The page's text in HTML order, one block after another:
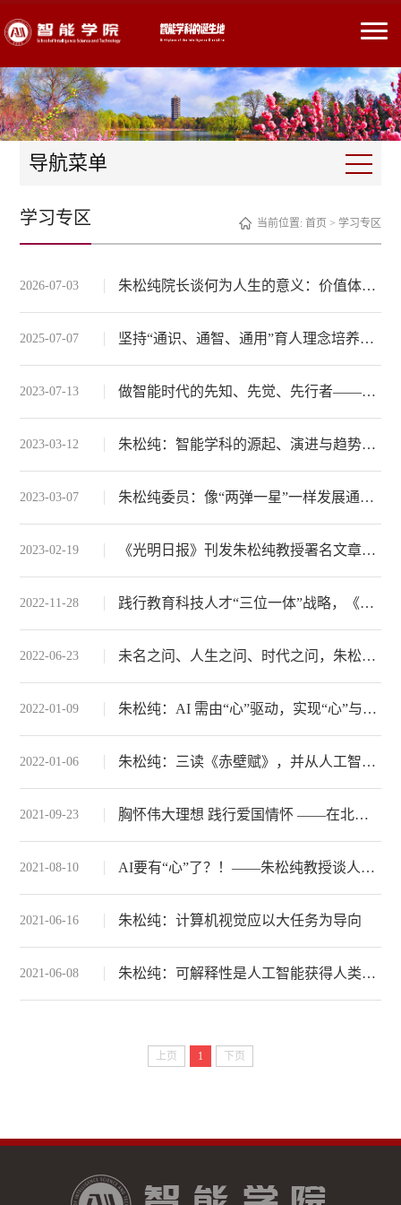
导航菜单
当前位置: 首页 > 学习专区
学习专区
2026-07-03 朱松纯院长谈何为人生的意义：价值体系的追寻、获得与重构
2025-07-07 坚持“通识、通智、通用”育人理念培养AI人才
2023-07-13 做智能时代的先知、先觉、先行者——朱松纯院长在北京大学智能学院2023年毕业典礼上的讲话
2023-03-12 朱松纯：智能学科的源起、演进与趋势——北京大学智能学科的探索与实践
2023-03-07 朱松纯委员：像“两弹一星”一样发展通用人工智能
2023-02-19 《光明日报》刊发朱松纯教授署名文章《以有组织科研推进原创性、引领性创新》
2022-11-28 践行教育科技人才“三位一体”战略，《焦点访谈》聚焦通院！
2022-06-23 未名之问、人生之问、时代之问，朱松纯院长在北大智能学院2022届毕业典礼上的讲话
2022-01-09 朱松纯：AI 需由“心”驱动，实现“心”与“理”的动态平衡
2022-01-06 朱松纯：三读《赤壁赋》，并从人工智能的角度解读“心”与“理”的平衡
2021-09-23 胸怀伟大理想 践行爱国情怀 ——在北大元培学院2021级开学典礼上的讲话
2021-08-10 AI要有“心”了？！——朱松纯教授谈人工智能
2021-06-16 朱松纯：计算机视觉应以大任务为导向
2021-06-08 朱松纯：可解释性是人工智能获得人类信任的关键
上页 1 下页